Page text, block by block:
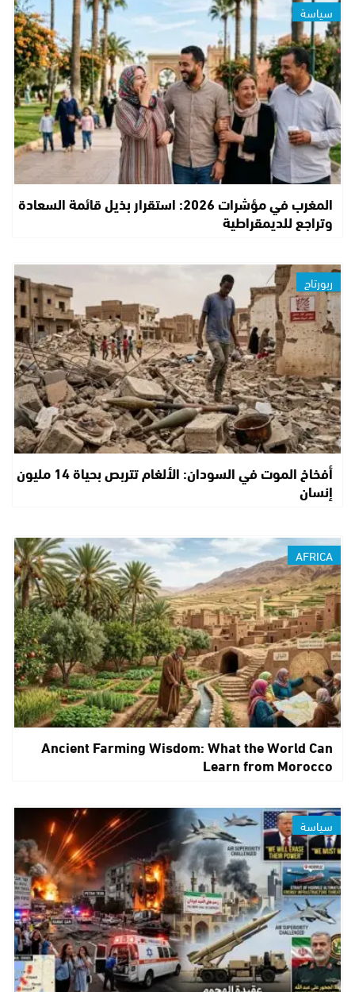
سياسة
المغرب في مؤشرات 2026: استقرار بذيل قائمة السعادة
وتراجع للديمقراطية
ربورتاج
أفخاخ الموت في السودان: الألغام تتربص بحياة 14 مليون
إنسان
AFRICA
Ancient Farming Wisdom: What the World Can
Learn from Morocco
سياسة